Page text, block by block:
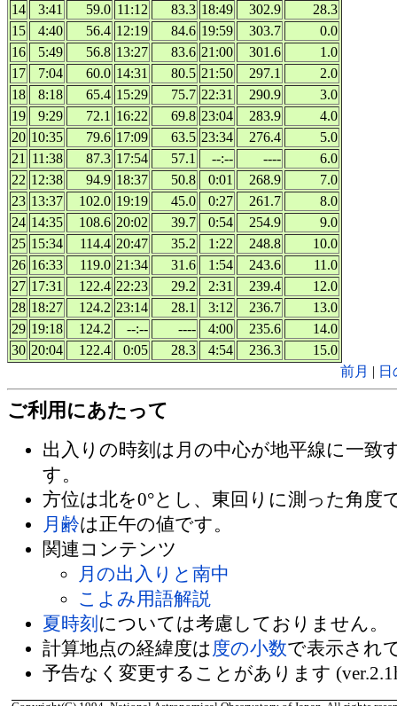
14
3:41 59.0 11:12 83.3 18:49 302.9
28.3
15
4:40 56.4 12:19 84.6 19:59 303.7
0.0
16
5:49 56.8 13:27 83.6 21:00 301.6
1.0
17
7:04 60.0 14:31 80.5 21:50 297.1
2.0
18
8:18 65.4 15:29 75.7 22:31 290.9
3.0
19
9:29 72.1 16:22 69.8 23:04 283.9
4.0
20 10:35 79.6 17:09 63.5 23:34 276.4
5.0
21
11:38 87.3 17:54 57.1 --:-- ----
6.0
22 12:38 94.9 18:37 50.8 0:01 268.9
7.0
23 13:37 102.0 19:19 45.0 0:27 261.7
8.0
24 14:35 108.6 20:02 39.7 0:54 254.9
9.0
25 15:34 114.4 20:47 35.2 1:22 248.8
10.0
26 16:33 119.0 21:34 31.6 1:54 243.6
11.0
27 17:31 122.4 22:23 29.2 2:31 239.4
12.0
28 18:27 124.2 23:14 28.1 3:12 236.7
13.0
29 19:18 124.2 --:-- ---- 4:00 235.6
14.0
30 20:04 122.4 0:05 28.3 4:54 236.3
15.0
前月 |
ご利用にあたって
出入りの時刻は月の中心が地平線に一致
す。
方位は北を0°とし、東回りに測った角度
月齢は正午の値です。
関連コンテンツ
月の出入りと南中
こよみ用語解説
夏時刻 については考慮しておりません。
計算地点の経緯度は 度の小数で表示され
予告なく変更することがあります